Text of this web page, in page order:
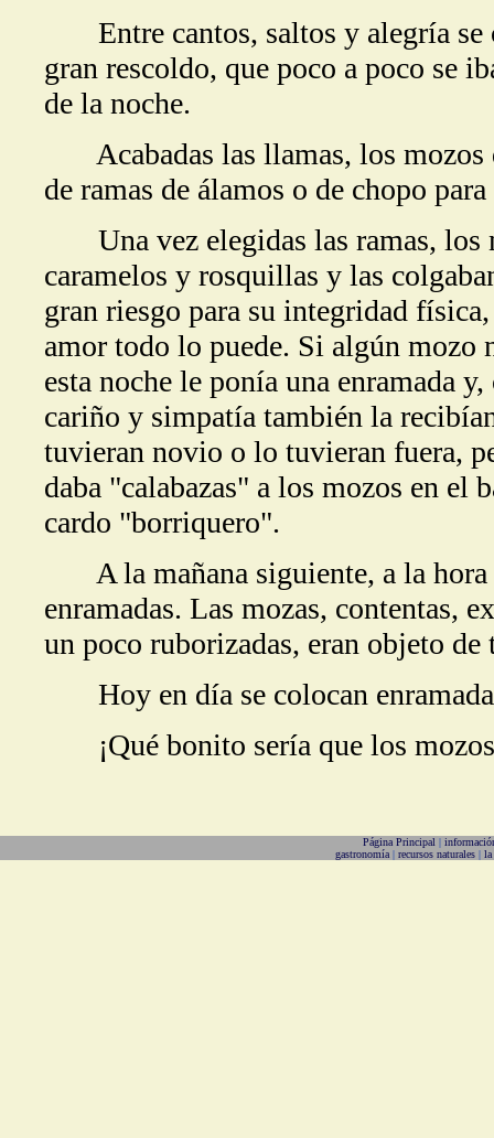
Entre cantos, saltos y alegría se
gran rescoldo, que poco a poco se
de la noche.
Acabadas las llamas, los mozos
de ramas de álamos o de chopo
Una vez elegidas las ramas, los
caramelos y rosquillas y las
gran riesgo para su integridad
amor todo lo puede. Si algún mozo
esta noche le ponía una enramada
cariño y simpatía también la
tuvieran novio o lo tuvieran fuera,
daba "calabazas" a los mozos en el
cardo "borriquero".
A la mañana siguiente, a la hora
enramadas. Las mozas, contentas,
un poco ruborizadas, eran objeto
Hoy en día se colocan
¡Qué bonito sería que los
Página Principal |
gastronomía | recursos naturales| la